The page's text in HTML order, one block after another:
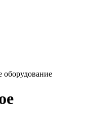
оборудование